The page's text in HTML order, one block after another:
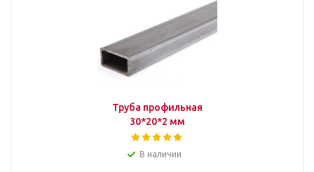
Труба профильная
30*20*2 мм
В наличии